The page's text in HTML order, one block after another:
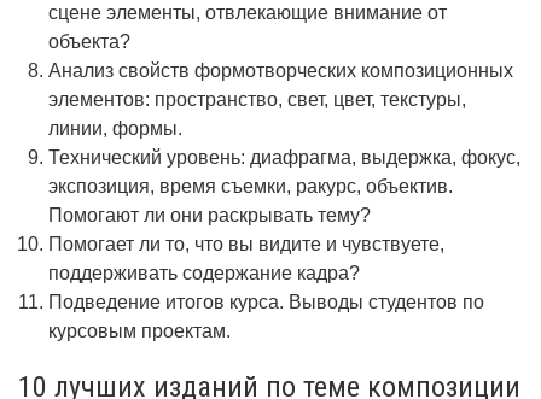
сцене элементы, отвлекающие внимание от
объекта?
Анализ свойств формотворческих композиционных
элементов: пространство, свет, цвет, текстуры,
линии, формы.
Технический уровень: диафрагма, выдержка, фокус,
экспозиция, время съемки, ракурс, объектив.
Помогают ли они раскрывать тему?
Помогает ли то, что вы видите и чувствуете,
поддерживать содержание кадра?
Подведение итогов курса. Выводы студентов по
курсовым проектам.
10 лучших изданий по теме композиции